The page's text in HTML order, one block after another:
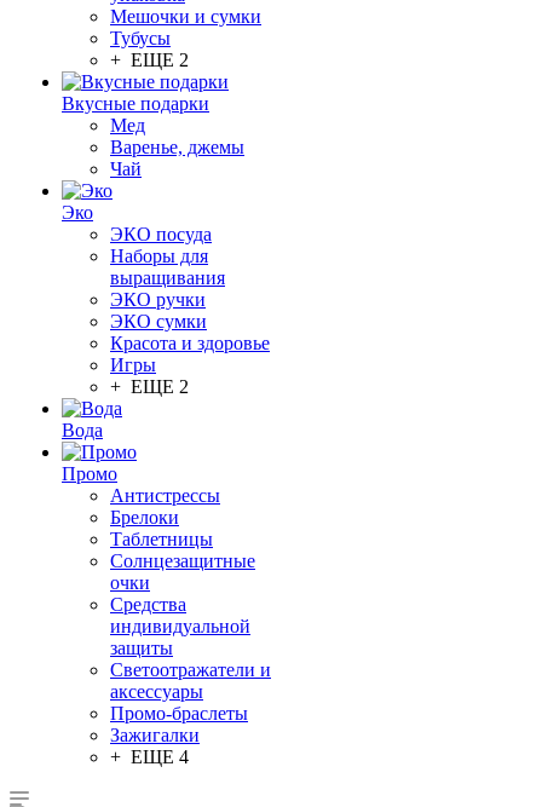
Мешочки и сумки
Тубусы
+ ЕЩЕ 2
Вкусные подарки
Мед
Варенье, джемы
Чай
Эко
ЭКО посуда
Наборы для
выращивания
ЭКО ручки
ЭКО сумки
Красота и здоровье
Игры
+ ЕЩЕ 2
Вода
Промо
Антистрессы
Брелоки
Таблетницы
Солнцезащитные
очки
Средства
индивидуальной
защиты
Светоотражатели и
аксессуары
Промо-браслеты
Зажигалки
+ ЕЩЕ 4